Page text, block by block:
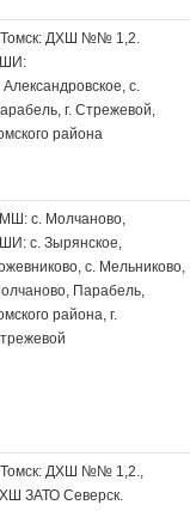
Томск: ДХШ №№ 1,2.
Александровское, с.
г. Стрежевой,
района
с. Молчаново,
с. Зырянское,
с. Мельниково,
Парабель,
района, г.
Томск: ДХШ №№ 1,2.,
ЗАТО Северск.